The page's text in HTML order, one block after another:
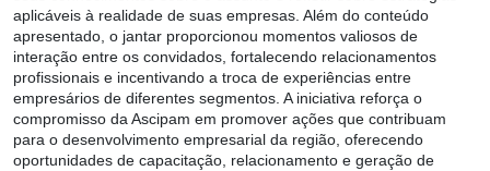
aplicáveis à realidade de suas empresas. Além do conteúdo
apresentado, o jantar proporcionou momentos valiosos de
interação entre os convidados, fortalecendo relacionamentos
profissionais e incentivando a troca de experiências entre
empresários de diferentes segmentos. A iniciativa reforça o
compromisso da Ascipam em promover ações que contribuam
para o desenvolvimento empresarial da região, oferecendo
oportunidades de capacitação, relacionamento e geração de